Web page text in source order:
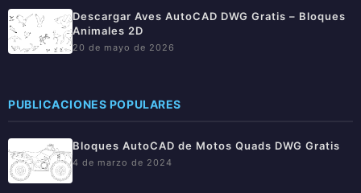
Descargar Aves AutoCAD DWG Gratis – Bloques
Animales 2D
20 de mayo de 2026
PUBLICACIONES POPULARES
Bloques AutoCAD de Motos Quads DWG Gratis
4 de marzo de 2024